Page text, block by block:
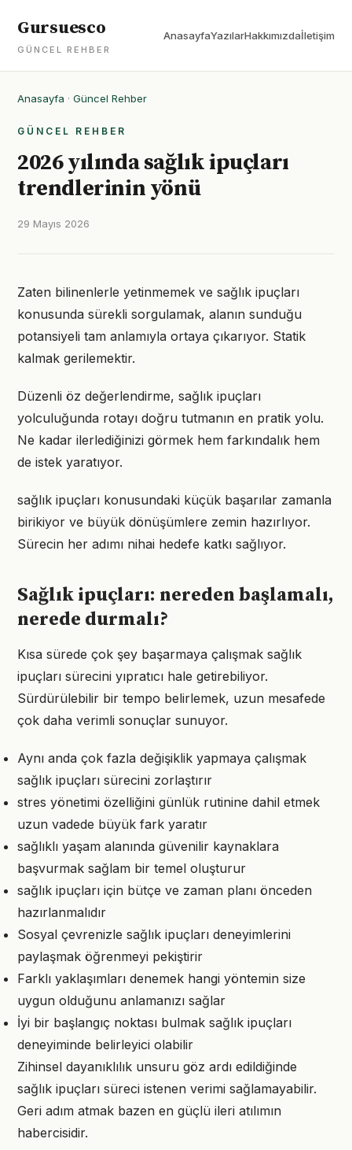
Gursuesco
GÜNCEL REHBER
AnasayfaYazılarHakkımızdaİletişim
Anasayfa · Güncel Rehber
GÜNCEL REHBER
2026 yılında sağlık ipuçları
trendlerinin yönü
29 Mayıs 2026
Zaten bilinenlerle yetinmemek ve sağlık ipuçları
konusunda sürekli sorgulamak, alanın sunduğu
potansiyeli tam anlamıyla ortaya çıkarıyor. Statik
kalmak gerilemektir.
Düzenli öz değerlendirme, sağlık ipuçları
yolculuğunda rotayı doğru tutmanın en pratik yolu.
Ne kadar ilerlediğinizi görmek hem farkındalık hem
de istek yaratıyor.
sağlık ipuçları konusundaki küçük başarılar zamanla
birikiyor ve büyük dönüşümlere zemin hazırlıyor.
Sürecin her adımı nihai hedefe katkı sağlıyor.
Sağlık ipuçları: nereden başlamalı,
nerede durmalı?
Kısa sürede çok şey başarmaya çalışmak sağlık
ipuçları sürecini yıpratıcı hale getirebiliyor.
Sürdürülebilir bir tempo belirlemek, uzun mesafede
çok daha verimli sonuçlar sunuyor.
Aynı anda çok fazla değişiklik yapmaya çalışmak
sağlık ipuçları sürecini zorlaştırır
stres yönetimi özelliğini günlük rutinine dahil etmek
uzun vadede büyük fark yaratır
sağlıklı yaşam alanında güvenilir kaynaklara
başvurmak sağlam bir temel oluşturur
sağlık ipuçları için bütçe ve zaman planı önceden
hazırlanmalıdır
Sosyal çevrenizle sağlık ipuçları deneyimlerini
paylaşmak öğrenmeyi pekiştirir
Farklı yaklaşımları denemek hangi yöntemin size
uygun olduğunu anlamanızı sağlar
İyi bir başlangıç noktası bulmak sağlık ipuçları
deneyiminde belirleyici olabilir
Zihinsel dayanıklılık unsuru göz ardı edildiğinde
sağlık ipuçları süreci istenen verimi sağlamayabilir.
Geri adım atmak bazen en güçlü ileri atılımın
habercisidir.